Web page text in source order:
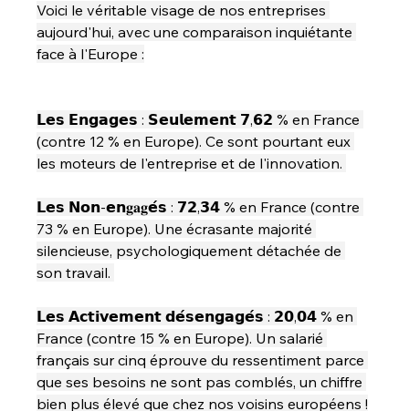
Voici le véritable visage de nos entreprises
aujourd'hui, avec une comparaison inquiétante
face à l'Europe :
𝗟𝗲𝘀 𝗘𝗻𝗴𝗮𝗴𝗲𝘀 : 𝗦𝗲𝘂𝗹𝗲𝗺𝗲𝗻𝘁 𝟳,𝟲𝟮 % en France
(contre 12 % en Europe). Ce sont pourtant eux
les moteurs de l'entreprise et de l'innovation.
𝗟𝗲𝘀 𝗡𝗼𝗻-𝗲𝗻𝐠𝐚𝐠𝗲́𝘀 : 𝟳𝟮,𝟯𝟰 % en France (contre
73 % en Europe). Une écrasante majorité
silencieuse, psychologiquement détachée de
son travail.
𝗟𝗲𝘀 𝗔𝗰𝘁𝗶𝘃𝗲𝗺𝗲𝗻𝘁 𝗱𝗲́𝘀𝗲𝗻𝗴𝗮𝗴𝗲́𝘀 : 𝟮𝟬,𝟬𝟰 % en
France (contre 15 % en Europe). Un salarié
français sur cinq éprouve du ressentiment parce
que ses besoins ne sont pas comblés, un chiffre
bien plus élevé que chez nos voisins européens !